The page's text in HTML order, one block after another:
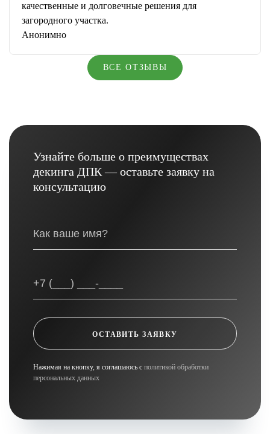
качественные и долговечные решения для
загородного участка.
Анонимно
ВСЕ ОТЗЫВЫ
Узнайте больше о преимуществах
декинга ДПК — оставьте заявку на
консультацию
ОСТАВИТЬ ЗАЯВКУ
Нажимая на кнопку, я соглашаюсь с политикой обработки
персональных данных